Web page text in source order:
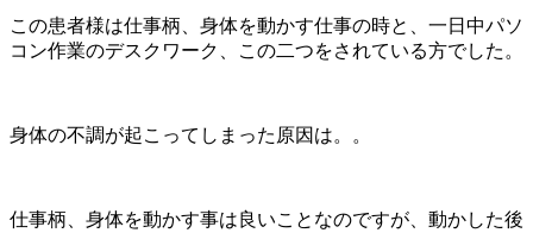
この患者様は仕事柄、身体を動かす仕事の時と、一日中パソ
コン作業のデスクワーク、この二つをされている方でした。
身体の不調が起こってしまった原因は。。
仕事柄、身体を動かす事は良いことなのですが、動かした後